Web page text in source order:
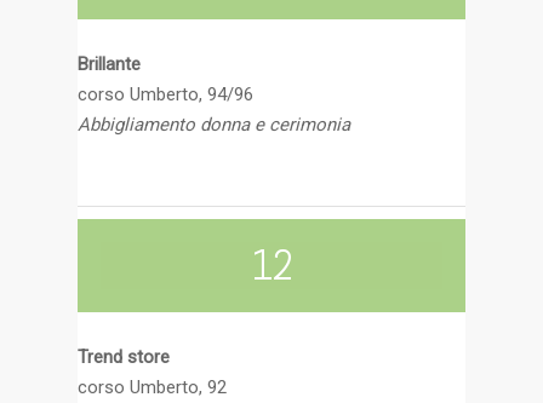
Brillante
corso Umberto, 94/96
Abbigliamento donna e cerimonia
12
Trend store
corso Umberto, 92